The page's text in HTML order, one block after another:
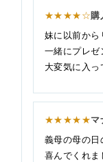
★★★★☆購
妹に以前から
一緒にプレゼ
大変気に入っ
★★★★★マ
義母の母の日
喜んでくれま